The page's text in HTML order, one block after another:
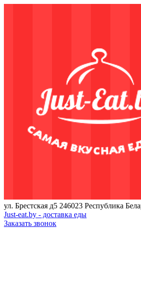
ул. Брестская д5 246023 Республика
Just-eat.by - доставка еды
Заказать звонок